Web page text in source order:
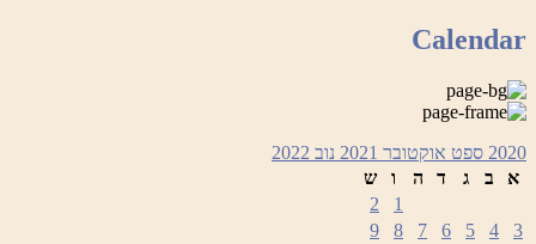
Calendar
2020 ספט אוקטובר 2021 נוב 2022
א
ב ג ד ה ו
ש
1
2
3
4
5
6
7
8
9